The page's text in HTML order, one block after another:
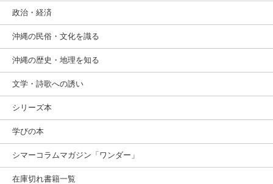
政治・経済
沖縄の民俗・文化を識る
沖縄の歴史・地理を知る
文学・詩歌への誘い
シリーズ本
学びの本
シマーコラムマガジン「ワンダー」
在庫切れ書籍一覧